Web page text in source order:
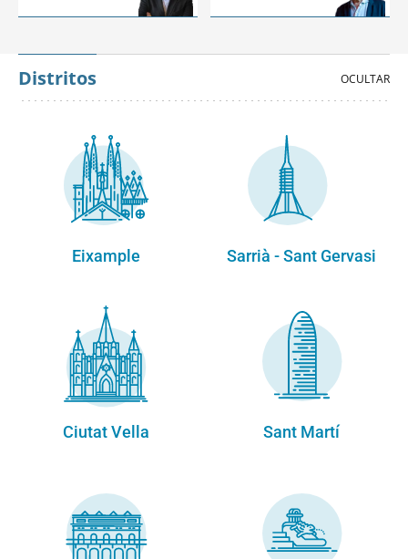
Distritos
Eixample Sarrià - Sant Gervasi
Ciutat Vella Sant Martí